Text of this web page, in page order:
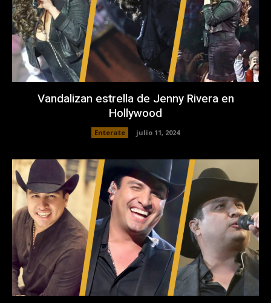
Vandalizan estrella de Jenny Rivera en
Hollywood
Enterate julio 11, 2024